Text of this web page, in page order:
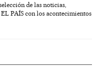
de las noticias,
PAÍS con los acontecimientos